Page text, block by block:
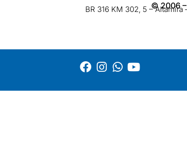
©2006
BR 316 KM 302, 5 –